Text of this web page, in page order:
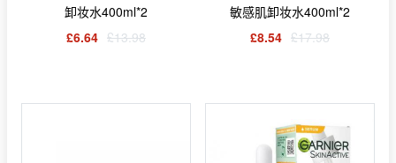
卸妆水400ml*2
£6.64 £13.98
敏感肌卸妆水400ml*2
£8.54 £17.98